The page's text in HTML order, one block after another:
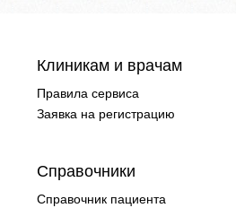
Клиникам и врачам
Правила сервиса
Заявка на регистрацию
Справочники
Справочник пациента